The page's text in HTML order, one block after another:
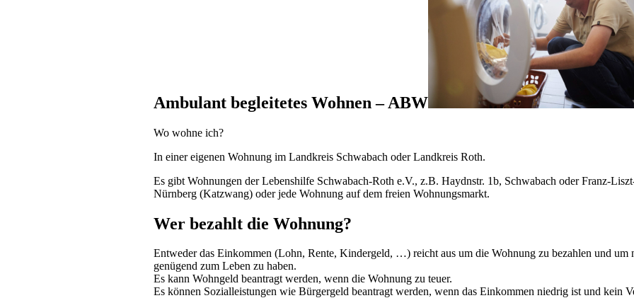
Ambulant begleitetes Wohnen – ABW
Wo wohne ich?
In einer eigenen Wohnung im Landkreis Schwabach oder Landkreis Roth.
Es gibt Wohnungen der Lebenshilfe Schwabach-Roth e.V., z.B. Haydnstr. 1b, Schwabach oder Franz-
Nürnberg (Katzwang) oder jede Wohnung auf dem freien Wohnungsmarkt.
Wer bezahlt die Wohnung?
Entweder das Einkommen (Lohn, Rente, Kindergeld, …) reicht aus um die Wohnung zu bezahlen und um
genügend zum Leben zu haben.
Es kann Wohngeld beantragt werden, wenn die Wohnung zu teuer.
Es können Sozialleistungen wie Bürgergeld beantragt werden, wenn das Einkommen niedrig ist und kein